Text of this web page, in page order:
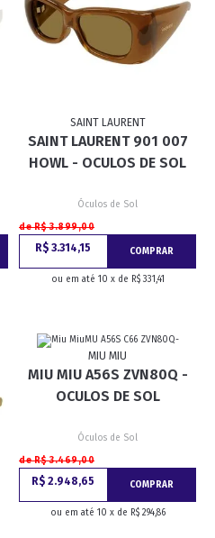
SAINT LAURENT
SAINT LAURENT 901 007
HOWL - OCULOS DE SOL
Óculos de Sol
de R$ 3.899,00
R$ 3.314,15 COMPRAR
ou em até 10 x de R$ 331,41
MIU MIU
MIU MIU A56S ZVN80Q -
OCULOS DE SOL
Óculos de Sol
de R$ 3.469,00
R$ 2.948,65 COMPRAR
ou em até 10 x de R$ 294,86